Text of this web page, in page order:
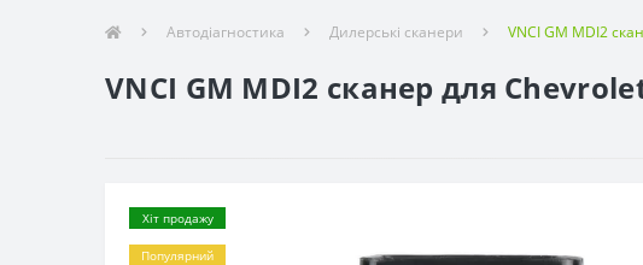
Автодіагностика Дилерські сканери VNCI GM MDI2
VNCI GM MDI2 сканер для
Хіт продажу
Популярний